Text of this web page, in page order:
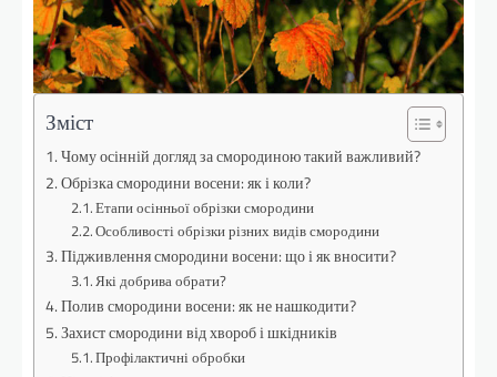
Зміст
Чому осінній догляд за смородиною такий важливий?
Обрізка смородини восени: як і коли?
Етапи осінньої обрізки смородини
Особливості обрізки різних видів смородини
Підживлення смородини восени: що і як вносити?
Які добрива обрати?
Полив смородини восени: як не нашкодити?
Захист смородини від хвороб і шкідників
Профілактичні обробки